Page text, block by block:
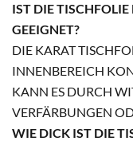
IST DIE TISCHFOLIE
EEIGNET?
DIE KARAT
INNENBEREICH
ANN ES DURCH
ERFÄRBUNGEN
WIE DICK IST DIE